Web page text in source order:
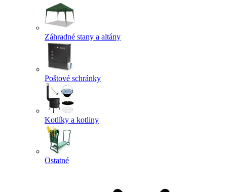
Záhradné stany a altány
Poštové schránky
Kotlíky a kotliny
Ostatné